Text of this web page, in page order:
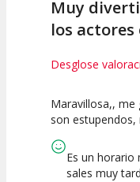
Muy
los
Desglose
10
Espectáculo
Maravillosa,,
son estupendos,
Es un horario
sales muy